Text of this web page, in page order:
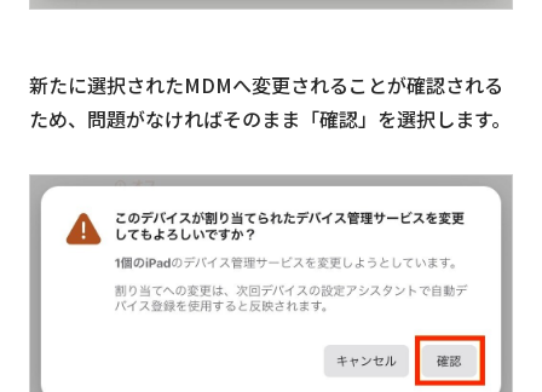
新たに選択されたMDMへ変更されることが確認される
ため、問題がなければそのまま「確認」を選択します。